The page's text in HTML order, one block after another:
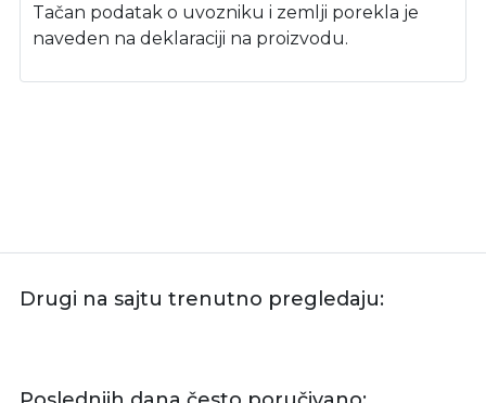
Tačan podatak o uvozniku i zemlji porekla je
naveden na deklaraciji na proizvodu.
Drugi na sajtu trenutno pregledaju: